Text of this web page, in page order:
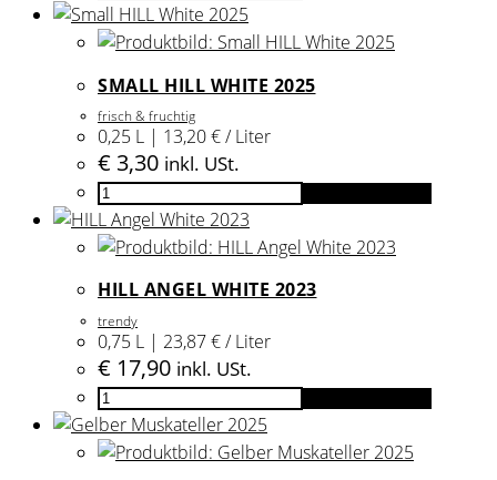
HILL
White
Menge
SMALL HILL WHITE 2025
frisch & fruchtig
0,25 L | 13,20 € / Liter
€ 3,30 inkl. USt.
Small
HILL
White
Menge
HILL ANGEL WHITE 2023
trendy
0,75 L | 23,87 € / Liter
€ 17,90 inkl. USt.
HILL
Angel
White